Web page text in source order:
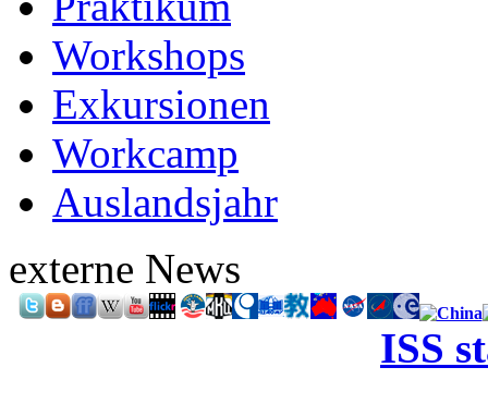
Workshops
Exkursionen
Workcamp
Auslandsjahr
externe News
ISS